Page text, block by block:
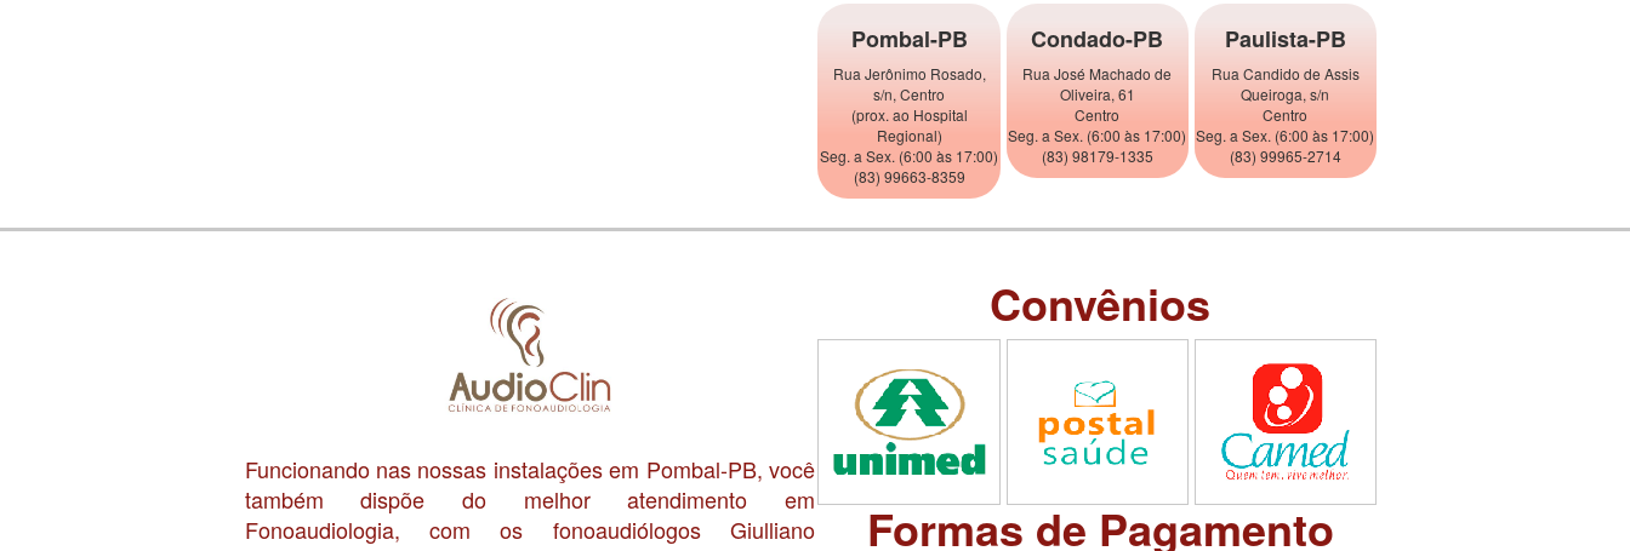
Pombal-PB
Rua Jerônimo Rosado,
s/n, Centro
(prox. ao Hospital
Regional)
Seg. a Sex. (6:00 às 17:00)
(83) 99663-8359
Condado-PB
Rua José Machado de
Oliveira, 61
Centro
Seg. a Sex. (6:00 às 17:00)
(83) 98179-1335
Paulista-PB
Rua Candido de Assis
Queiroga, s/n
Centro
Seg. a Sex. (6:00 às 17:00)
(83) 99965-2714
Funcionando nas nossas instalações em Pombal-PB, você
também dispõe do melhor atendimento em
Fonoaudiologia, com os fonoaudiólogos Giulliano
Convênios
Formas de Pagamento